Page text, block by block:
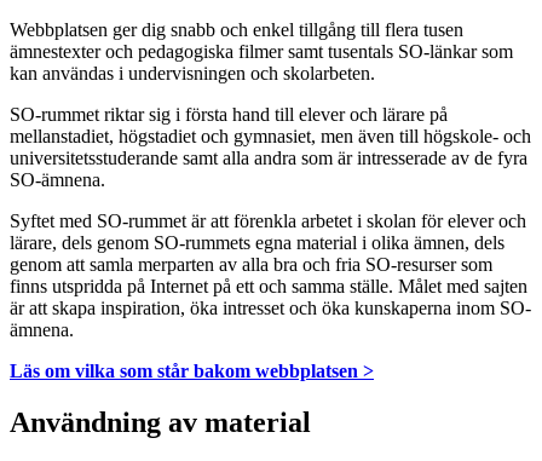
Webbplatsen ger dig snabb och enkel tillgång till flera tusen
ämnestexter och pedagogiska filmer samt tusentals SO-länkar som
kan användas i undervisningen och skolarbeten.
SO-rummet riktar sig i första hand till elever och lärare på
mellanstadiet, högstadiet och gymnasiet, men även till högskole- och
universitetsstuderande samt alla andra som är intresserade av de fyra
SO-ämnena.
Syftet med SO-rummet är att förenkla arbetet i skolan för elever och
lärare, dels genom SO-rummets egna material i olika ämnen, dels
genom att samla merparten av alla bra och fria SO-resurser som
finns utspridda på Internet på ett och samma ställe. Målet med sajten
är att skapa inspiration, öka intresset och öka kunskaperna inom SO-
ämnena.
Läs om vilka som står bakom webbplatsen >
Användning av material